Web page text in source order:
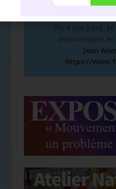
DEVOIR
fils à son père.
interventions
Jean
https://